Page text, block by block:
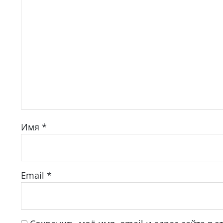
Имя *
Email *